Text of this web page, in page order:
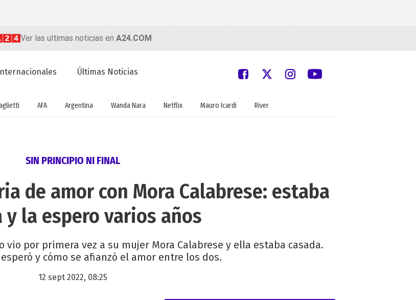
Ver las ultimas noticias en A24.COM
Internacionales Últimas Noticias
AFA Argentina Wanda Nara Netflix Mauro Icardi River
SIN PRINCIPIO NI FINAL
de amor con Mora Calabrese: estaba
y la espero varios años
vio por primera vez a su mujer Mora Calabrese y ella estaba casada.
y cómo se afianzó el amor entre los dos.
12 sept 2022, 08:25